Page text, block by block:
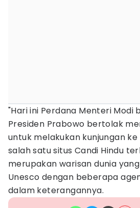
"Hari ini Perdana Menteri Modi
Presiden Prabowo bertolak
untuk melakukan kunjungan
salah satu situs Candi Hindu
merupakan warisan dunia
Unesco dengan beberapa
dalam keterangannya.